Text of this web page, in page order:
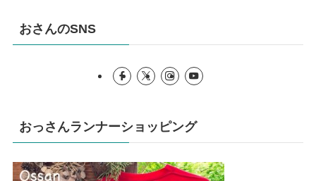
おさんのSNS
おっさんランナーショッピング